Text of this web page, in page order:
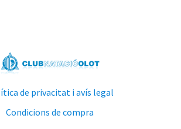
de privacitat i avís legal
Condicions de compra